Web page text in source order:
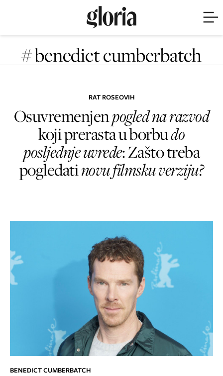
# benedict cumberbatch
RAT ROSEOVIH
Osuvremenjenpogled na razvod
koji prerasta u borbudo
posljednje uvrede: Zašto treba
pogledatinovu filmsku verziju?
BENEDICT CUMBERBATCH